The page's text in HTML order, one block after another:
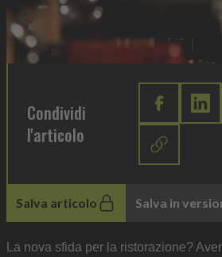
Condividi
l'articolo
Salva articolo Salva in
La nova sfida per la ristorazione?